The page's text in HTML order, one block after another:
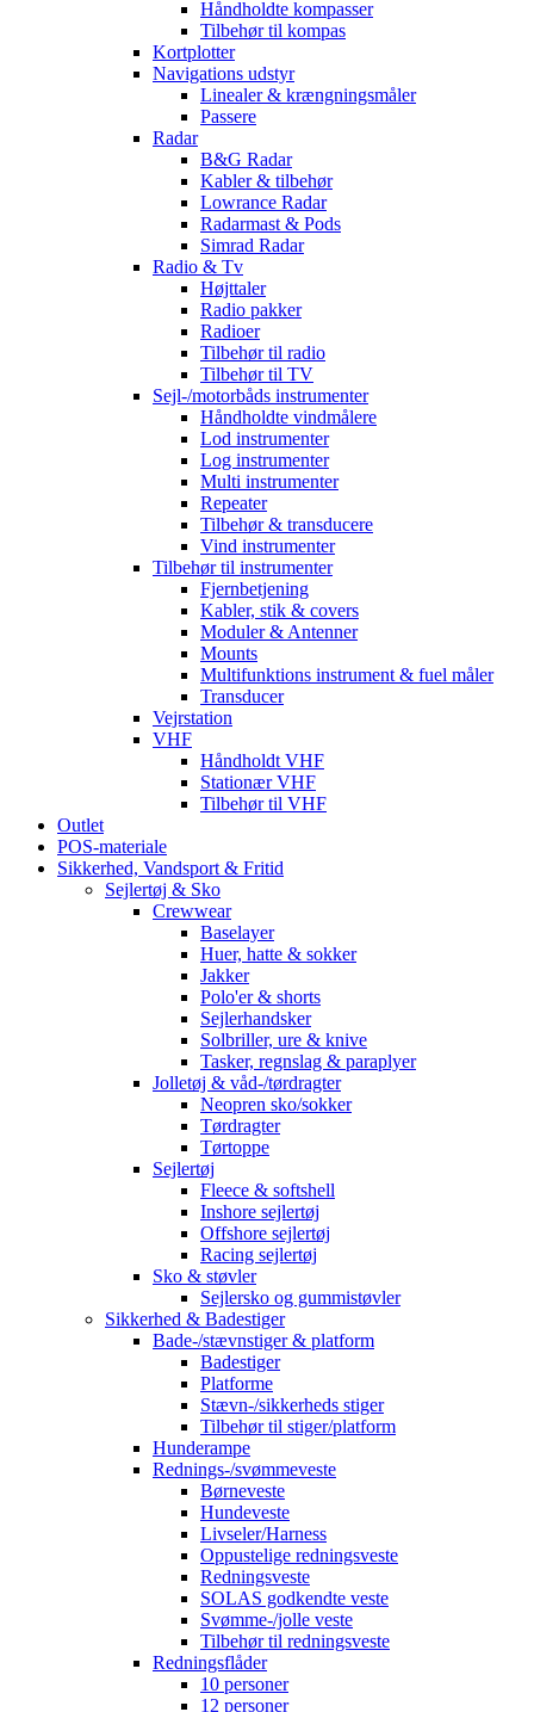
Håndholdte kompasser
Tilbehør til kompas
Kortplotter
Navigations udstyr
Linealer & krængningsmåler
Passere
Radar
B&G Radar
Kabler & tilbehør
Lowrance Radar
Radarmast & Pods
Simrad Radar
Radio & Tv
Højttaler
Radio pakker
Radioer
Tilbehør til radio
Tilbehør til TV
Sejl-/motorbåds instrumenter
Håndholdte vindmålere
Lod instrumenter
Log instrumenter
Multi instrumenter
Repeater
Tilbehør & transducere
Vind instrumenter
Tilbehør til instrumenter
Fjernbetjening
Kabler, stik & covers
Moduler & Antenner
Mounts
Multifunktions instrument & fuel måler
Transducer
Vejrstation
VHF
Håndholdt VHF
Stationær VHF
Tilbehør til VHF
Outlet
POS-materiale
Sikkerhed, Vandsport & Fritid
Sejlertøj & Sko
Crewwear
Baselayer
Huer, hatte & sokker
Jakker
Polo'er & shorts
Sejlerhandsker
Solbriller, ure & knive
Tasker, regnslag & paraplyer
Jolletøj & våd-/tørdragter
Neopren sko/sokker
Tørdragter
Tørtoppe
Sejlertøj
Fleece & softshell
Inshore sejlertøj
Offshore sejlertøj
Racing sejlertøj
Sko & støvler
Sejlersko og gummistøvler
Sikkerhed & Badestiger
Bade-/stævnstiger & platform
Badestiger
Platforme
Stævn-/sikkerheds stiger
Tilbehør til stiger/platform
Hunderampe
Rednings-/svømmeveste
Børneveste
Hundeveste
Livseler/Harness
Oppustelige redningsveste
Redningsveste
SOLAS godkendte veste
Svømme-/jolle veste
Tilbehør til redningsveste
Redningsflåder
10 personer
12 personer